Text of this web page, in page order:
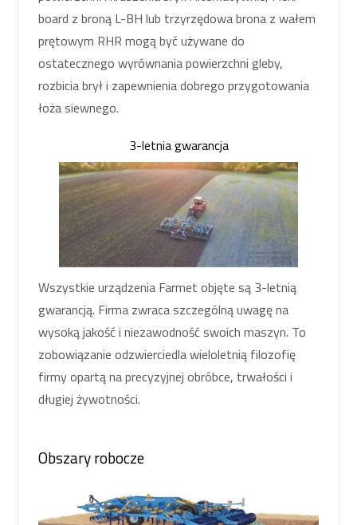
board z broną L-BH lub trzyrzędowa brona z wałem
prętowym RHR mogą być używane do
ostatecznego wyrównania powierzchni gleby,
rozbicia brył i zapewnienia dobrego przygotowania
łoża siewnego.
3-letnia gwarancja
Wszystkie urządzenia Farmet objęte są 3-letnią
gwarancją. Firma zwraca szczególną uwagę na
wysoką jakość i niezawodność swoich maszyn. To
zobowiązanie odzwierciedla wieloletnią filozofię
firmy opartą na precyzyjnej obróbce, trwałości i
długiej żywotności.
Obszary robocze